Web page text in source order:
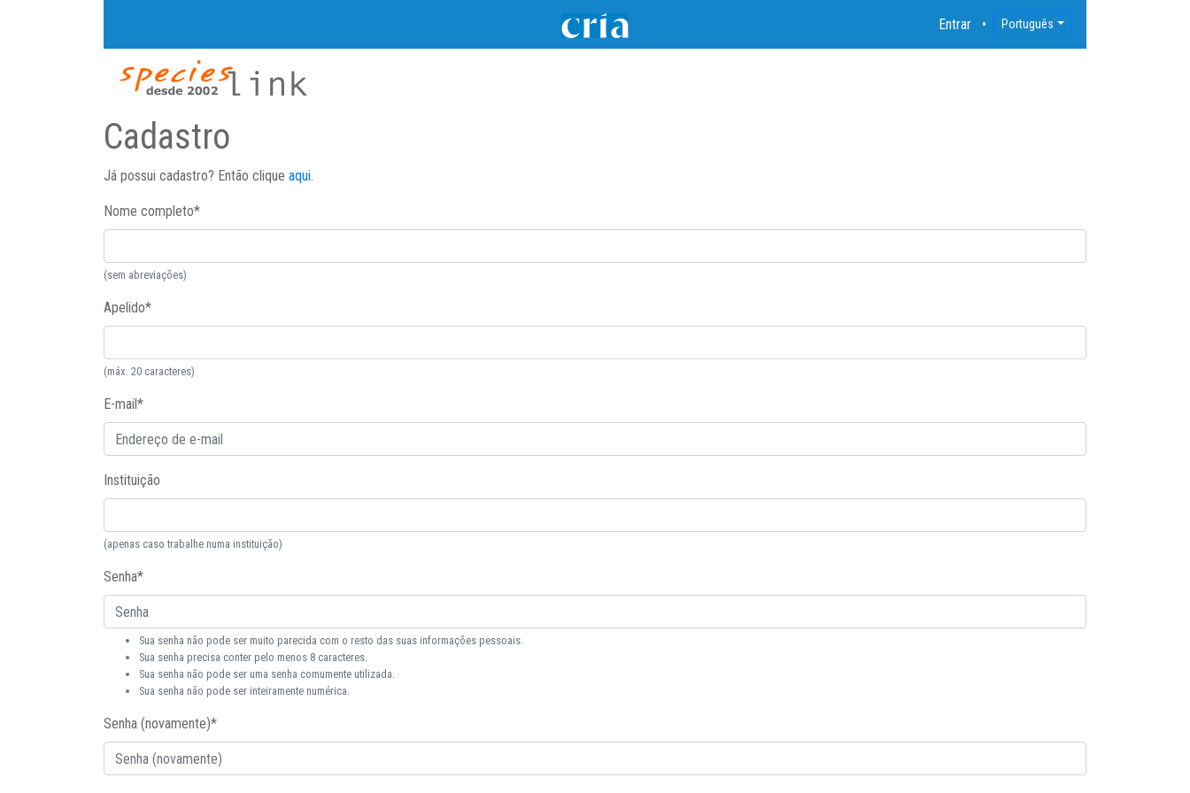
Entrar Português
Cadastro
Já possui cadastro? Então clique aqui.
Nome completo*
(sem abreviações)
Apelido*
(máx. 20 caracteres)
E-mail*
Instituição
(apenas caso trabalhe numa instituição)
Senha*
Sua senha não pode ser muito parecida com o resto das suas informações pessoais.
Sua senha precisa conter pelo menos 8 caracteres.
Sua senha não pode ser uma senha comumente utilizada.
Sua senha não pode ser inteiramente numérica.
Senha (novamente)*